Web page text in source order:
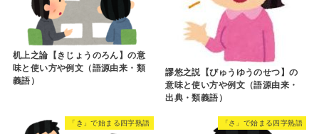
机上之論【きじょうのろん】の意
味と使い方や例文（語源由来・類
義語）
謬悠之説【びゅうゆうのせつ】の
意味と使い方や例文（語源由来・
出典・類義語）
「き」で始まる四字熟語 「さ」で始まる四字熟語